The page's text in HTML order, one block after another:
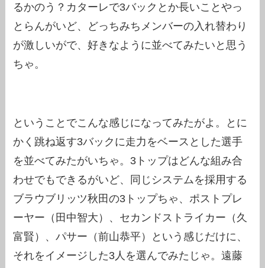
るかのう？カターレで3バックとか長いことやっ
とらんがいど、どっちみちメンバーの入れ替わり
が激しいがで、好きなように並べてみたいと思う
ちゃ。
ということでこんな感じになってみたがよ。とに
かく跳ね返す3バックに走力をベースとした選手
を並べてみたがいちゃ。3トップはどんな組み合
わせでもできるがいど、同じシステムを採用する
ブラウブリッツ秋田の3トップちゃ、ポストプレ
ーヤー（田中智大）、セカンドストライカー（久
富賢）、パサー（前山恭平）という感じだけに、
それをイメージした3人を選んでみたじゃ。遠藤